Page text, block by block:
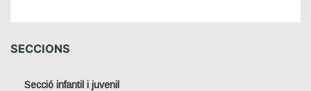
SECCIONS
Secció infantil i juvenil